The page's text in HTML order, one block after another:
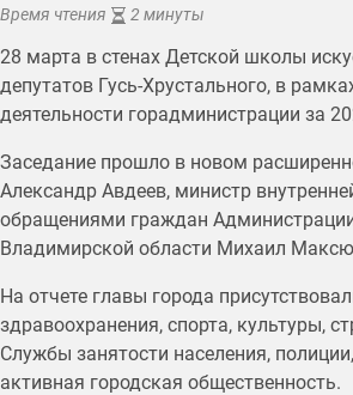
Время чтения 2 минуты
28 марта в стенах Детской школы
депутатов Гусь-Хрустального, в
деятельности горадминистрации за
Заседание прошло в новом
Александр Авдеев, министр
обращениями граждан
Владимирской области Михаил
На отчете главы города
здравоохранения, спорта, культуры,
Службы занятости населения,
активная городская общественность.